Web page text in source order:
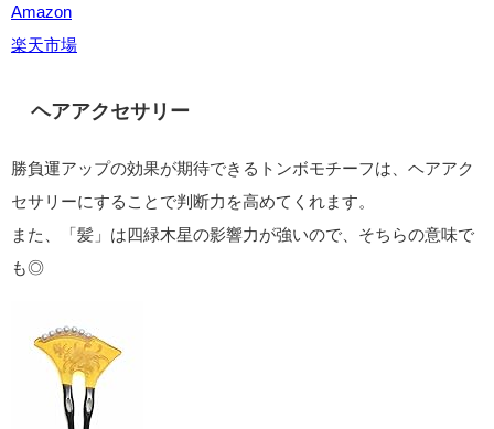
Amazon
楽天市場
ヘアアクセサリー
勝負運アップの効果が期待できるトンボモチーフは、ヘアアク
セサリーにすることで判断力を高めてくれます。
また、「髪」は四緑木星の影響力が強いので、そちらの意味で
も◎